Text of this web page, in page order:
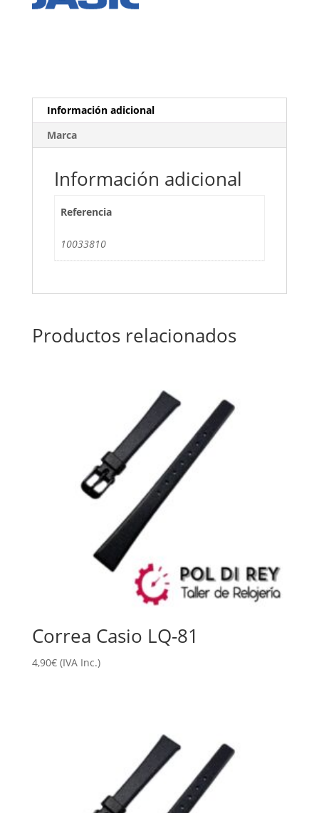
Información adicional
Marca
Información adicional
Referencia
10033810
Productos relacionados
Correa Casio LQ-81
4,90€ (IVA Inc.)